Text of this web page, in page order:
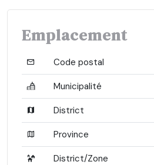
Emplacement
Code postal
Municipalité
District
Province
District/Zone